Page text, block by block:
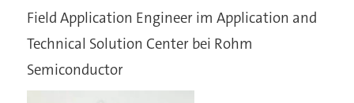
Field Application Engineer im Application and
Technical Solution Center bei Rohm
Semiconductor